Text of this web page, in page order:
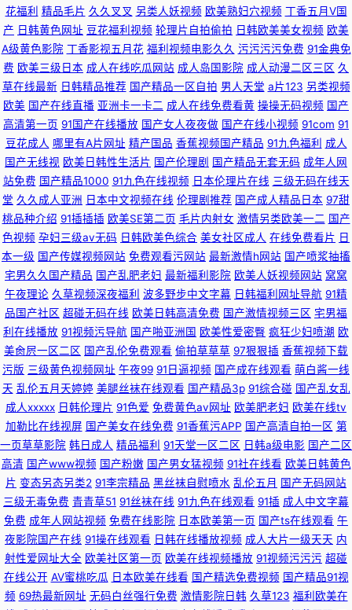
花福利 精品毛片 久久叉叉 另类人妖视频 欧美熟妇穴视频 丁香五月V国
产 日韩黄色网址 豆花福利视频 轮理片自拍偷拍 日韩欧美美女视频 欧美
A级黄色影院 丁香影视五月花 福利视频电影久久 污污污污免费 91金典免
费 欧美三级日本 成人在线吃瓜网站 成人岛国影院 成人动漫二区三区 久
草在线最新 日韩精品推荐 国产精品一区自拍 男人天堂 a片123 另类视频
欧美 国产在线直播 亚洲卡一卡二 成人在线免费看黄 操操无码视频 国产
高清第一页 91国产在线播放 国产女人夜夜做 国产在线小视频 91com 91
豆花成人 哪里有A片网址 精产国品 香蕉视频国产精品 91九色福利
成人
国产无线视 欧美日韩性生活片 国产伦理剧 国产精品无套无码 成年人网
站免费 国产精品1000 91九色在线视频 日本伦理片在线 三级无码在线天
堂 久久成人亚洲 日本中文视频在线 伦理剧推荐 国产成人精品日本 97甜
桃品种介绍 91插插插 欧美SE第二页 毛片内射女 激情另类欧美一二 国产
色视频 孕妇三级av无码 日韩欧美色综合 美女社区成人 在线免费看片 日
本一级 国产传媒视频网站 免费观看污网站 最新激情h网站 国产喷浆抽搐
宅男久久国产精品 国产乱肥老妇 最新福利影院 欧美人妖视频网站 窝窝
午夜理论 久草视频深夜福利 波多野步中文字幕 日韩福利网址导航 91精
品国产社区 超碰无码在线 欧美日韩高清免费 国产激情视频三区 宅男福
利在线播放 91视频污导航 国产啪亚洲国 欧美性爱密臀 疯狂少妇喷潮 欧
美肏屄一区二区 国产乱伦免费观看 偷拍草草草 97狠狠插 香蕉视频下载
污版 三级黄色视频网址 午夜99 91日逼视频 国产成在线观看 萌白酱一线
天 乱伦五月天婷婷 美腿丝袜在线观看 国产精品3p 91综合碰 国产乱女乱
成人xxxxx 日韩伦理片 91色爱 免费黄色av网址 欧美肥老妇 欧美在线tv
加勒比在线视屏 国产美女在线免费 91香蕉污APP 国产高清自拍一区 第
一页草草影院 韩日成人 精品福利 91天堂一区二区 日韩a级电影 国产二区
高清 国产www视频 国产粉嫩 国产男女猛视频 91社在线看 欧美日韩黄色
片 变态另态另类2 91李宗精品 黑丝袜自慰喷水 乱伦五月
国产无码网站
三级无毒免费 青青草51 91丝袜在线 91九色在线观看 91插 成人中文字幕
免费 成年人网站视频 免费在线影院 日本欧美第一页 国产ts在线观看 午
夜影院国产在线 91操在线观看 日韩在线播放视频 成人大片一级天天 内
射性爱网址大全 欧美社区第一页 欧美在线视频播放 91视频污污污 超碰
在线公开 AV蜜桃吃瓜 日本欧美在线看 国产精选免费视频 国产精品91视
频 69热最新网址 无码白丝强行免费 激情影院日韩 久草123 福利欧美在